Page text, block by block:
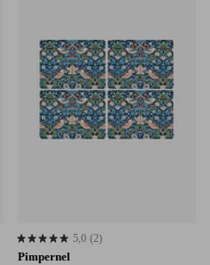
Pimpernel
5,0 baseret på 2 bedømmelser
5,0 (2)